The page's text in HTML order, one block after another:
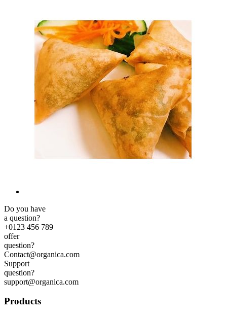
Do you have
a question?
+0123 456 789
offer
question?
Contact@organica.com
Support
question?
support@organica.com
Products